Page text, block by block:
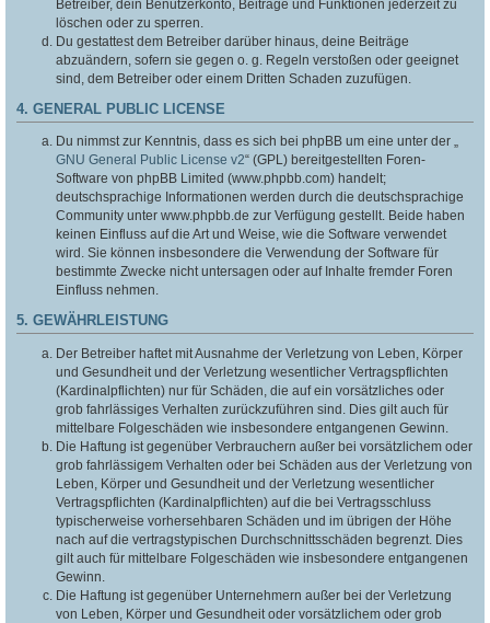
Betreiber, dein Benutzerkonto, Beiträge und Funktionen jederzeit zu
löschen oder zu sperren.
Du gestattest dem Betreiber darüber hinaus, deine Beiträge
abzuändern, sofern sie gegen o. g. Regeln verstoßen oder geeignet
sind, dem Betreiber oder einem Dritten Schaden zuzufügen.
4. GENERAL PUBLIC LICENSE
Du nimmst zur Kenntnis, dass es sich bei phpBB um eine unter der „
GNU General Public License v2“ (GPL) bereitgestellten Foren-
Software von phpBB Limited (www.phpbb.com) handelt;
deutschsprachige Informationen werden durch die deutschsprachige
Community unter www.phpbb.de zur Verfügung gestellt. Beide haben
keinen Einfluss auf die Art und Weise, wie die Software verwendet
wird. Sie können insbesondere die Verwendung der Software für
bestimmte Zwecke nicht untersagen oder auf Inhalte fremder Foren
Einfluss nehmen.
5. GEWÄHRLEISTUNG
Der Betreiber haftet mit Ausnahme der Verletzung von Leben, Körper
und Gesundheit und der Verletzung wesentlicher Vertragspflichten
(Kardinalpflichten) nur für Schäden, die auf ein vorsätzliches oder
grob fahrlässiges Verhalten zurückzuführen sind. Dies gilt auch für
mittelbare Folgeschäden wie insbesondere entgangenen Gewinn.
Die Haftung ist gegenüber Verbrauchern außer bei vorsätzlichem oder
grob fahrlässigem Verhalten oder bei Schäden aus der Verletzung von
Leben, Körper und Gesundheit und der Verletzung wesentlicher
Vertragspflichten (Kardinalpflichten) auf die bei Vertragsschluss
typischerweise vorhersehbaren Schäden und im übrigen der Höhe
nach auf die vertragstypischen Durchschnittsschäden begrenzt. Dies
gilt auch für mittelbare Folgeschäden wie insbesondere entgangenen
Gewinn.
Die Haftung ist gegenüber Unternehmern außer bei der Verletzung
von Leben, Körper und Gesundheit oder vorsätzlichem oder grob